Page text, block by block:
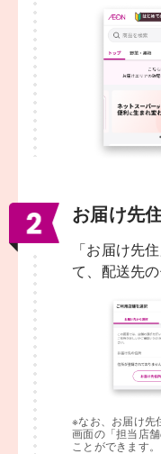
お届け先
「お届け先
て、配送先
※なお、お届け先
画面の「担当店
ことができます。